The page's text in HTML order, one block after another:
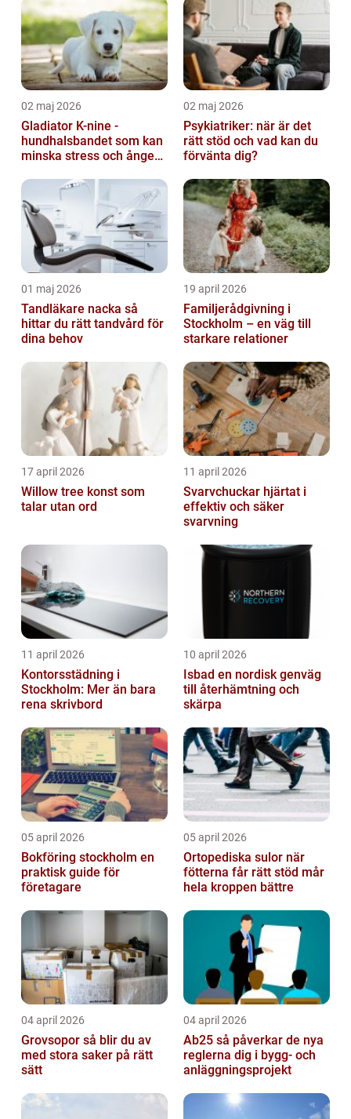
02 maj 2026
Gladiator K-nine -
hundhalsbandet som kan
minska stress och ångest
02 maj 2026
Psykiatriker: när är det
rätt stöd och vad kan du
förvänta dig?
01 maj 2026
Tandläkare nacka så
hittar du rätt tandvård för
dina behov
19 april 2026
Familjerådgivning i
Stockholm – en väg till
starkare relationer
17 april 2026
Willow tree konst som
talar utan ord
11 april 2026
Svarvchuckar hjärtat i
effektiv och säker
svarvning
11 april 2026
Kontorsstädning i
Stockholm: Mer än bara
rena skrivbord
10 april 2026
Isbad en nordisk genväg
till återhämtning och
skärpa
05 april 2026
Bokföring stockholm en
praktisk guide för
företagare
05 april 2026
Ortopediska sulor när
fötterna får rätt stöd mår
hela kroppen bättre
04 april 2026
Grovsopor så blir du av
med stora saker på rätt
sätt
04 april 2026
Ab25 så påverkar de nya
reglerna dig i bygg- och
anläggningsprojekt